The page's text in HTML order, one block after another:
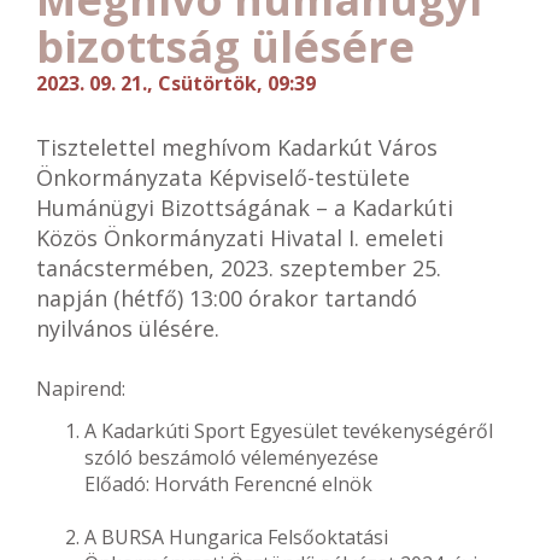
bizottság ülésére
2023. 09. 21., Csütörtök, 09:39
Tisztelettel meghívom Kadarkút Város
Önkormányzata Képviselő-testülete
Humánügyi Bizottságának – a Kadarkúti
Közös Önkormányzati Hivatal I. emeleti
tanácstermében, 2023. szeptember 25.
napján (hétfő) 13:00 órakor tartandó
nyilvános ülésére.
Napirend:
A Kadarkúti Sport Egyesület tevékenységéről
szóló beszámoló véleményezése
Előadó: Horváth Ferencné elnök
A BURSA Hungarica Felsőoktatási